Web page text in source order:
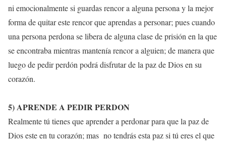
ni emocionalmente si guardas rencor a alguna persona y la mejor
forma de quitar este rencor que aprendas a personar; pues cuando
una persona perdona se libera de alguna clase de prisión en la que
se encontraba mientras mantenía rencor a alguien; de manera que
luego de pedir perdón podrá disfrutar de la paz de Dios en su
corazón.
5) APRENDE A PEDIR PERDON
Realmente tú tienes que aprender a perdonar para que la paz de
Dios este en tu corazón; mas no tendrás esta paz si tú eres el que